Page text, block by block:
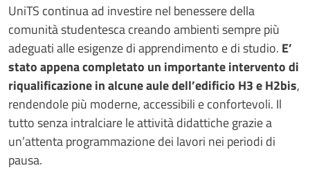
UniTS continua ad investire nel benessere della
comunità studentesca creando ambienti sempre più
adeguati alle esigenze di apprendimento e di studio. E’
stato appena completato un importante intervento di
riqualificazione in alcune aule dell’edificio H3 e H2bis,
rendendole più moderne, accessibili e confortevoli. Il
tutto senza intralciare le attività didattiche grazie a
un’attenta programmazione dei lavori nei periodi di
pausa.